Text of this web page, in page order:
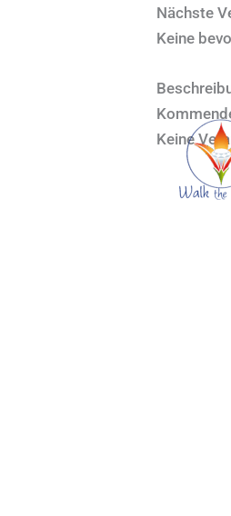
Nächste
Keine
Keine